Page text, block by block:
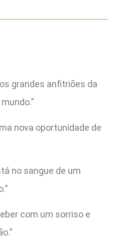
grandes anfitriões da
nova oportunidade de
no sangue de um
com um sorriso e